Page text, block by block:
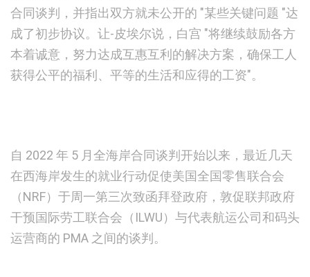
合同谈判，并指出双方就未公开的 "某些关键问题 "达
成了初步协议。让-皮埃尔说，白宫 "将继续鼓励各方
本着诚意，努力达成互惠互利的解决方案，确保工人
获得公平的福利、平等的生活和应得的工资"。
自 2022 年 5 月全海岸合同谈判开始以来，最近几天
在西海岸发生的就业行动促使美国全国零售联合会
（NRF）于周一第三次致函拜登政府，敦促联邦政府
干预国际劳工联合会（ILWU）与代表航运公司和码头
运营商的 PMA 之间的谈判。